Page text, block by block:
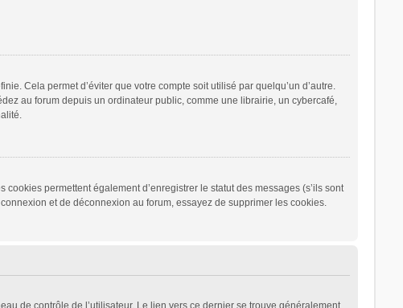
Cela permet d’éviter que votre compte soit utilisé par quelqu’un d’autre.
au forum depuis un ordinateur public, comme une librairie, un cybercafé,
permettent également d’enregistrer le statut des messages (s’ils sont
et de déconnexion au forum, essayez de supprimer les cookies.
de contrôle de l’utilisateur. Le lien vers ce dernier se trouve généralement